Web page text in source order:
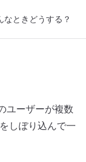
なときどうする？
ユーザーが複数
しぼり込んで一